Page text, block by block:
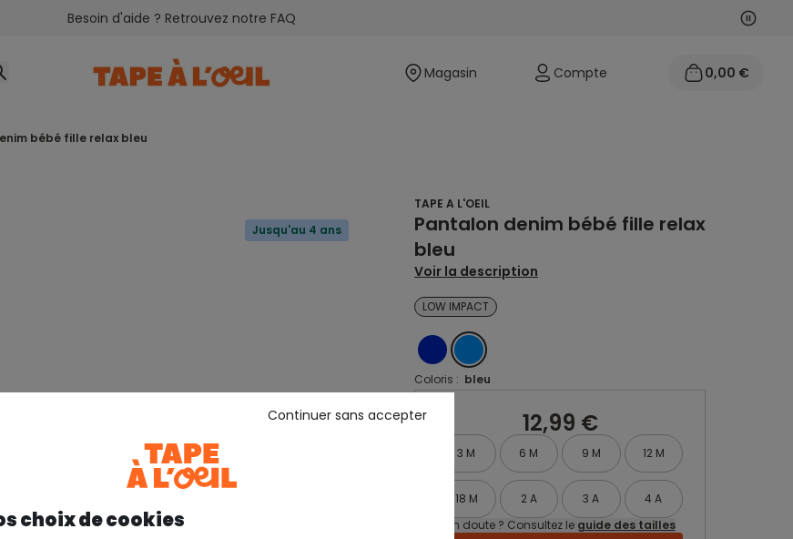
Besoin d'aide ? Retrouvez notre FAQ
Magasin Compte 0,00 €
bébé fille relax bleu
Jusqu'au 4 ans
TAPE A L'OEIL
Pantalon denim bébé fille relax
bleu
Voir la description
LOW IMPACT
DENIMBLEU
Coloris : bleu
12,99 €
3 M 6 M 9 M 12 M
18 M 2 A 3 A
4 A
Un doute ? Consultez le guide des tailles
choix de cookies
Continuer sans accepter